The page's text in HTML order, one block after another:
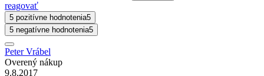
reagovať
5 pozitívne hodnotenia5
5 negatívne hodnotenia5
Peter Vrábel
Overený nákup
9.8.2017